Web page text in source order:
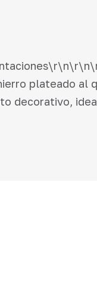
plateado al
decorativo,